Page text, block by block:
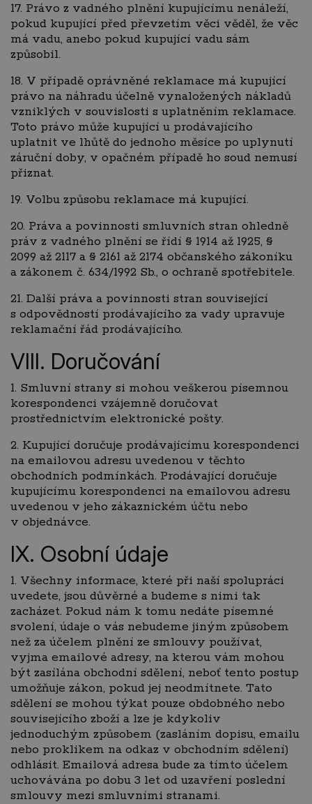
17. Právo z vadného plnění kupujícímu nenáleží,
pokud kupující před převzetím věci věděl, že věc
má vadu, anebo pokud kupující vadu sám
způsobil.
18. V případě oprávněné reklamace má kupující
právo na náhradu účelně vynaložených nákladů
vzniklých v souvislosti s uplatněním reklamace.
Toto právo může kupující u prodávajícího
uplatnit ve lhůtě do jednoho měsíce po uplynutí
záruční doby, v opačném případě ho soud nemusí
přiznat.
19. Volbu způsobu reklamace má kupující.
20. Práva a povinnosti smluvních stran ohledně
práv z vadného plnění se řídí § 1914 až 1925, §
2099 až 2117 a § 2161 až 2174 občanského zákoníku
a zákonem č. 634/1992 Sb., o ochraně spotřebitele.
21. Další práva a povinnosti stran související
s odpovědností prodávajícího za vady upravuje
reklamační řád prodávajícího.
VIII. Doručování
1. Smluvní strany si mohou veškerou písemnou
korespondenci vzájemně doručovat
prostřednictvím elektronické pošty.
2. Kupující doručuje prodávajícímu korespondenci
na emailovou adresu uvedenou v těchto
obchodních podmínkách. Prodávající doručuje
kupujícímu korespondenci na emailovou adresu
uvedenou v jeho zákaznickém účtu nebo
v objednávce.
IX. Osobní údaje
1. Všechny informace, které při naší spolupráci
uvedete, jsou důvěrné a budeme s nimi tak
zacházet. Pokud nám k tomu nedáte písemné
svolení, údaje o vás nebudeme jiným způsobem
než za účelem plnění ze smlouvy používat,
vyjma emailové adresy, na kterou vám mohou
být zasílána obchodní sdělení, neboť tento postup
umožňuje zákon, pokud jej neodmítnete. Tato
sdělení se mohou týkat pouze obdobného nebo
souvisejícího zboží a lze je kdykoliv
jednoduchým způsobem (zasláním dopisu, emailu
nebo proklikem na odkaz v obchodním sdělení)
odhlásit. Emailová adresa bude za tímto účelem
uchovávána po dobu 3 let od uzavření poslední
smlouvy mezi smluvními stranami.